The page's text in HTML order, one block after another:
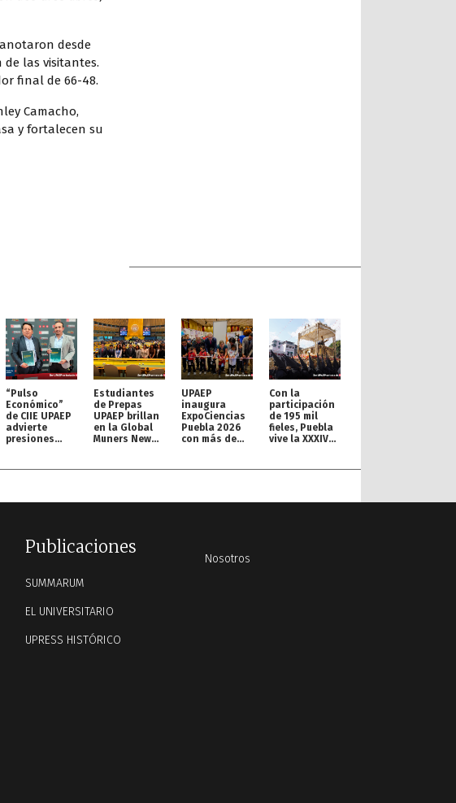
desde
las visitantes.
final de 66-48.
Camacho,
y fortalecen su
“Pulso
Económico”
de CIIE UPAEP
advierte
presiones
México
Estudiantes
de Prepas
UPAEP brillan
en la Global
Muners New
UPAEP
inaugura
ExpoCiencias
Puebla 2026
con más de
Con la
participación
de 195 mil
fieles, Puebla
vive la XXXIV
Publicaciones
SUMMARUM
EL UNIVERSITARIO
UPRESS HISTÓRICO
Nosotros